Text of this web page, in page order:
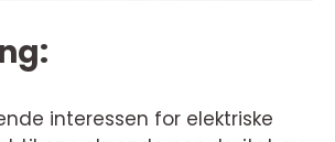
interessen for elektriske